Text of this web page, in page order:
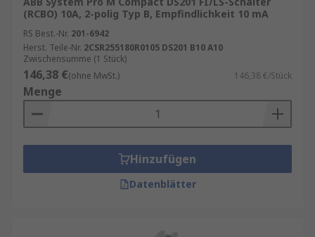
(RCBO) 10A, 2-polig Typ B, Empfindlichkeit 10 mA
RS Best.-Nr. 201-6942
Herst. Teile-Nr. 2CSR255180R0105 DS201 B10 A10
Zwischensumme (1 Stück)
146,38 €(ohne MwSt.) 146,38 €/Stück
Menge
Hinzufügen
Datenblätter